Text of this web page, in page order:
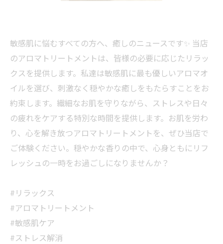
敏感肌に悩むすべての方へ、癒しのニュースです✨ 当店
のアロマトリートメントは、皆様の必要に応じたリラッ
クスを提供します。私達は敏感肌に最も優しいアロマオ
イルを選び、刺激なく穏やかな癒しをもたらすことをお
約束します。繊細なお肌を守りながら、ストレスや日々
の疲れをケアする特別な時間を提供します。お肌を労わ
り、心を解き放つアロマトリートメントを、ぜひ当店で
ご体験ください。穏やかな香りの中で、心身ともにリフ
レッシュの一時をお過ごしになりませんか？
#リラックス
#アロマトリートメント
#敏感肌ケア
#ストレス解消